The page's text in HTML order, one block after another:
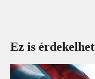
Ez is érdekelhet